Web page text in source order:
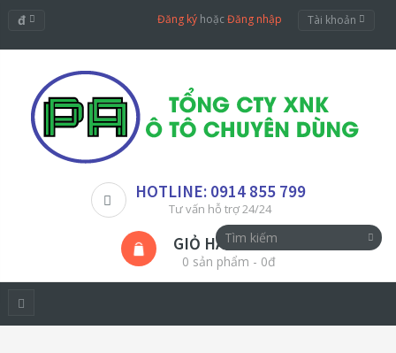
đ Đăng ký hoặcĐăng nhập Tài khoản
HOTLINE: 0914 855 799
Tư vấn hỗ trợ 24/24
GIỎ HÀNG
0 sản phẩm - 0đ